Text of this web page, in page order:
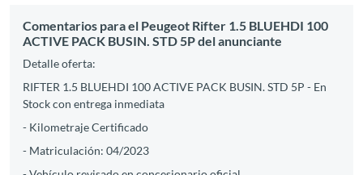
Comentarios para el Peugeot Rifter 1.5 BLUEHDI 100
ACTIVE PACK BUSIN. STD 5P del anunciante
Detalle oferta:
RIFTER 1.5 BLUEHDI 100 ACTIVE PACK BUSIN. STD 5P - En
Stock con entrega inmediata
- Kilometraje Certificado
- Matriculación: 04/2023